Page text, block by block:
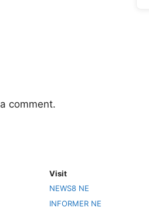
comment.
Visit
NEWS8 NE
INFORMER NE